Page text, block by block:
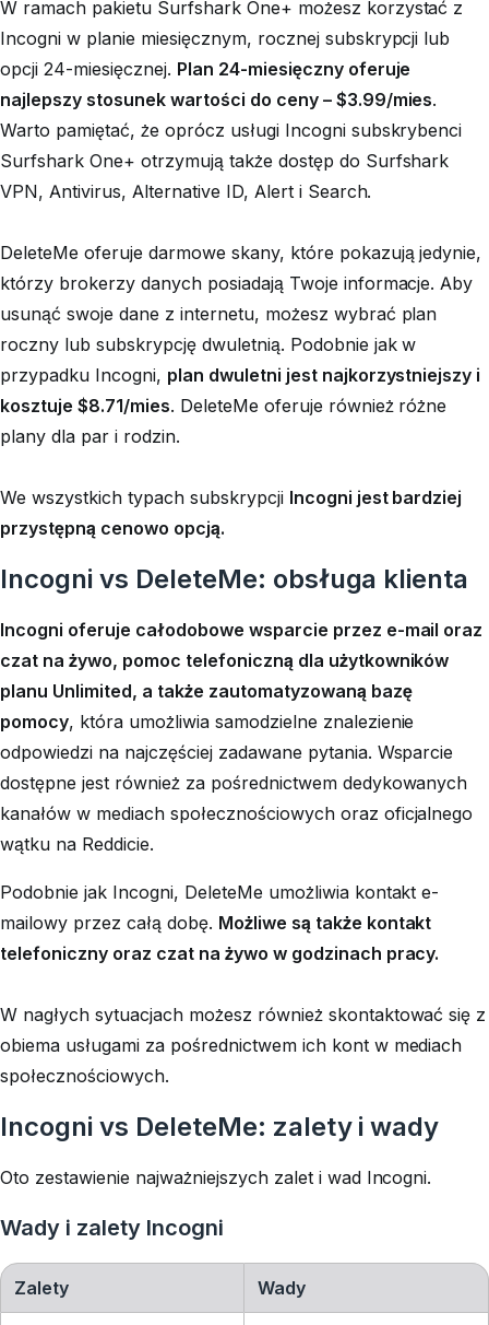
W ramach pakietu Surfshark One+ możesz korzystać z
Incogni w planie miesięcznym, rocznej subskrypcji lub
opcji 24-miesięcznej. Plan 24-miesięczny oferuje
najlepszy stosunek wartości do ceny – $3.99/mies.
Warto pamiętać, że oprócz usługi Incogni subskrybenci
Surfshark One+ otrzymują także dostęp do Surfshark
VPN, Antivirus, Alternative ID, Alert i Search.
DeleteMe oferuje darmowe skany, które pokazują jedynie,
którzy brokerzy danych posiadają Twoje informacje. Aby
usunąć swoje dane z internetu, możesz wybrać plan
roczny lub subskrypcję dwuletnią. Podobnie jak w
przypadku Incogni, plan dwuletni jest najkorzystniejszy i
kosztuje $8.71/mies. DeleteMe oferuje również różne
plany dla par i rodzin.
We wszystkich typach subskrypcji Incogni jest bardziej
przystępną cenowo opcją.
Incogni vs DeleteMe: obsługa klienta
Incogni oferuje całodobowe wsparcie przez e-mail oraz
czat na żywo, pomoc telefoniczną dla użytkowników
planu Unlimited, a także zautomatyzowaną bazę
pomocy, która umożliwia samodzielne znalezienie
odpowiedzi na najczęściej zadawane pytania. Wsparcie
dostępne jest również za pośrednictwem dedykowanych
kanałów w mediach społecznościowych oraz oficjalnego
wątku na Reddicie.
Podobnie jak Incogni, DeleteMe umożliwia kontakt e-
mailowy przez całą dobę. Możliwe są także kontakt
telefoniczny oraz czat na żywo w godzinach pracy.
W nagłych sytuacjach możesz również skontaktować się z
obiema usługami za pośrednictwem ich kont w mediach
społecznościowych.
Incogni vs DeleteMe: zalety i wady
Oto zestawienie najważniejszych zalet i wad Incogni.
Wady i zalety Incogni
Zalety Wady